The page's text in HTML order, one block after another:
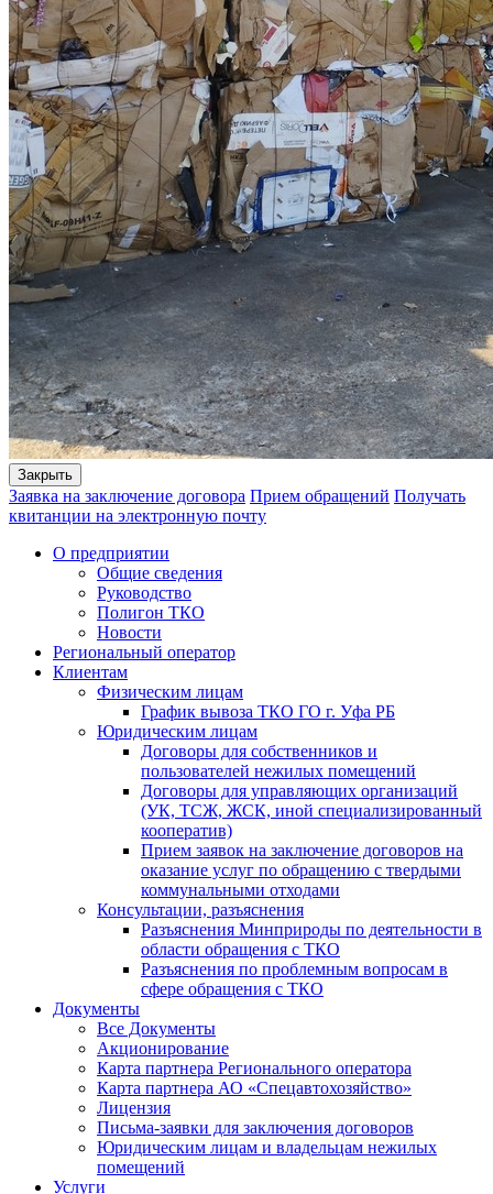
Закрыть
Заявка на заключение договора Прием обращений Получать
квитанции на электронную почту
О предприятии
Общие сведения
Руководство
Полигон ТКО
Новости
Региональный оператор
Клиентам
Физическим лицам
График вывоза ТКО ГО г. Уфа РБ
Юридическим лицам
Договоры для собственников и
пользователей нежилых помещений
Договоры для управляющих организаций
(УК, ТСЖ, ЖСК, иной специализированный
кооператив)
Прием заявок на заключение договоров на
оказание услуг по обращению с твердыми
коммунальными отходами
Консультации, разъяснения
Разъяснения Минприроды по деятельности в
области обращения с ТКО
Разъяснения по проблемным вопросам в
сфере обращения с ТКО
Документы
Все Документы
Акционирование
Карта партнера Регионального оператора
Карта партнера АО «Спецавтохозяйство»
Лицензия
Письма-заявки для заключения договоров
Юридическим лицам и владельцам нежилых
помещений
Услуги